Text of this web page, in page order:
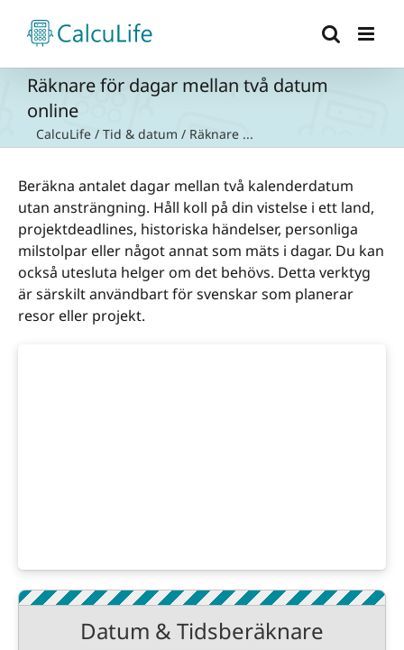
innehållet
Räknare för dagar mellan två datum
online
CalcuLife / Tid & datum / Räknare ...
Beräkna antalet dagar mellan två kalenderdatum
utan ansträngning. Håll koll på din vistelse i ett land,
projektdeadlines, historiska händelser, personliga
milstolpar eller något annat som mäts i dagar. Du kan
också utesluta helger om det behövs. Detta verktyg
är särskilt användbart för svenskar som planerar
resor eller projekt.
Datum & Tidsberäknare